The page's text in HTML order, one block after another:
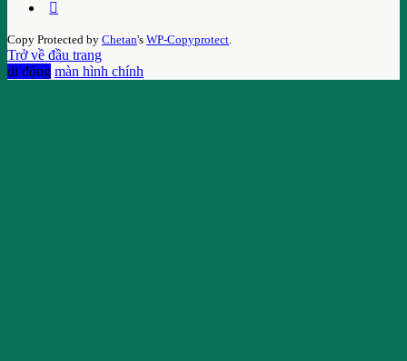
Copy Protected by Chetan's WP-Copyprotect.
Trở về đầu trang
di động màn hình chính